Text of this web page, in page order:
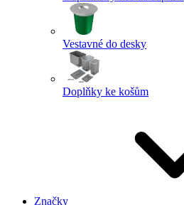
Vestavné do desky
Doplňky ke košům
Značky